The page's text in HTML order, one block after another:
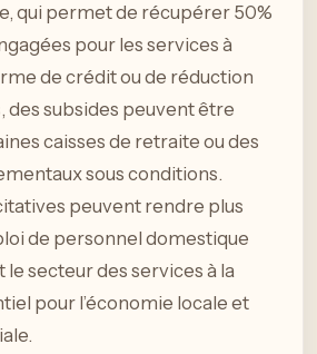
qui permet de récupérer 50%
pour les services à
de crédit ou de réduction
des subsides peuvent être
caisses de retraite ou des
sous conditions.
peuvent rendre plus
de personnel domestique
secteur des services à la
pour l’économie locale et